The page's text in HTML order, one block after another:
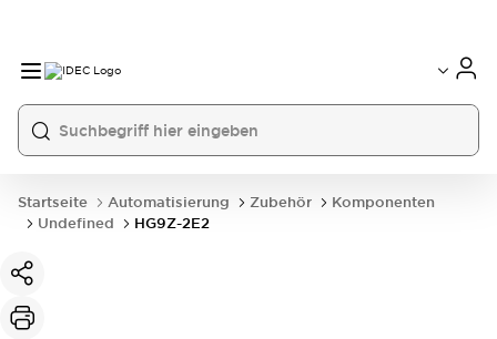
Startseite Automatisierung Zubehör
Komponenten
Undefined
HG9Z-2E2